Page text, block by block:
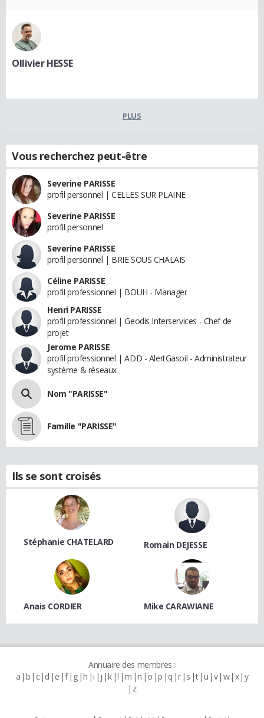
Ollivier HESSE
PLUS
Vous recherchez peut-être
Severine PARISSE
profil personnel | CELLES SUR PLAINE
Severine PARISSE
profil personnel
Severine PARISSE
profil personnel | BRIE SOUS CHALAIS
Céline PARISSE
profil professionnel | BOUH - Manager
Henri PARISSE
profil professionnel | Geodis Interservices - Chef de
projet
Jerome PARISSE
profil professionnel | ADD - AlertGasoil - Administrateur
système & réseaux
Nom "PARISSE"
Famille "PARISSE"
Ils se sont croisés
Stéphanie CHATELARD Romain DEJESSE
Anais CORDIER Mike CARAWIANE
Annuaire des membres :
a b c d e f g h i j k l m n o p q r s t u v w x y
z